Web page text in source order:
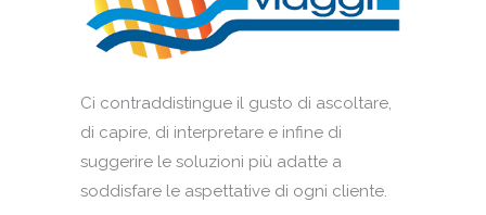
Ci contraddistingue il gusto di ascoltare,
di capire, di interpretare e infine di
suggerire le soluzioni più adatte a
soddisfare le aspettative di ogni cliente.